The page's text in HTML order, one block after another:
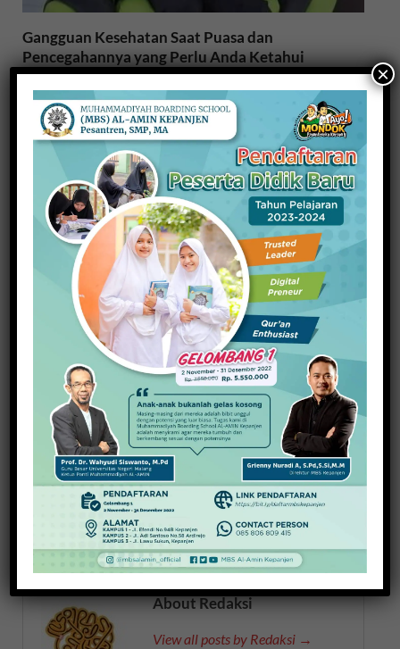
Gangguan Kesehatan Saat Puasa dan
Pencegahannya yang Perlu Anda Ketahui
Menebar Pemikiran Malik Fadjar, Dua Buku
Kembali Diluncurkan
16 Maret 2024
PREVIOUS ARTICLE
Angkat Macyto, Wisata
Keliling Kota Malang
NEXT ARTICLE
Kabupaten Malang Pilot
Project Pendidikan
Parenting
About Redaksi
View all posts by Redaksi →
×